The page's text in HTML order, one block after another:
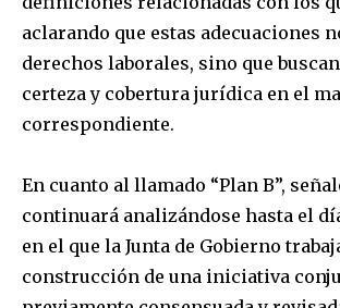
aclarando que estas adecuaciones
derechos laborales, sino que
certeza y cobertura jurídica en el
correspondiente.
En cuanto al llamado “Plan B”,
continuará analizándose hasta el
en el que la Junta de Gobierno
construcción de una iniciativa